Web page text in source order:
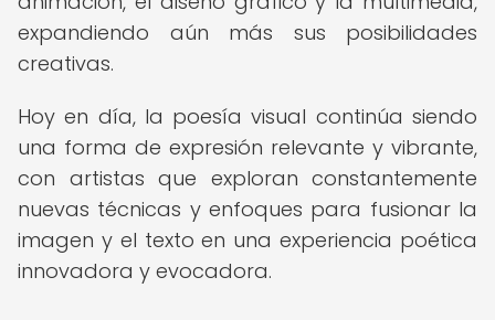
expandiendo aún más sus posibilidades
creativas.
Hoy en día, la poesía visual continúa siendo
una forma de expresión relevante y vibrante,
con artistas que exploran constantemente
nuevas técnicas y enfoques para fusionar la
imagen y el texto en una experiencia poética
innovadora y evocadora.